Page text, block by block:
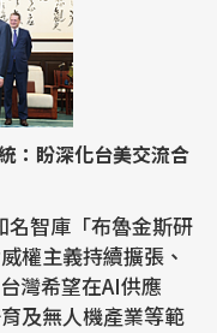
智庫「布魯金斯研
權主義持續擴張、
灣希望在AI供應
及無人機產業等範